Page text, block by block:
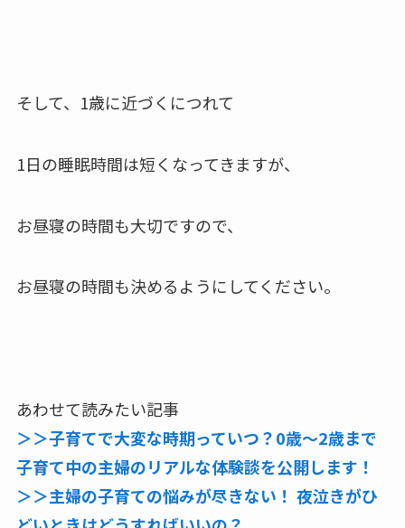
そして、1歳に近づくにつれて
1日の睡眠時間は短くなってきますが、
お昼寝の時間も大切ですので、
お昼寝の時間も決めるようにしてください。
あわせて読みたい記事
＞＞子育てで大変な時期っていつ？0歳～2歳まで
子育て中の主婦のリアルな体験談を公開します！
＞＞主婦の子育ての悩みが尽きない！ 夜泣きがひ